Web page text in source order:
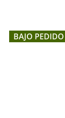
BAJO PEDIDO